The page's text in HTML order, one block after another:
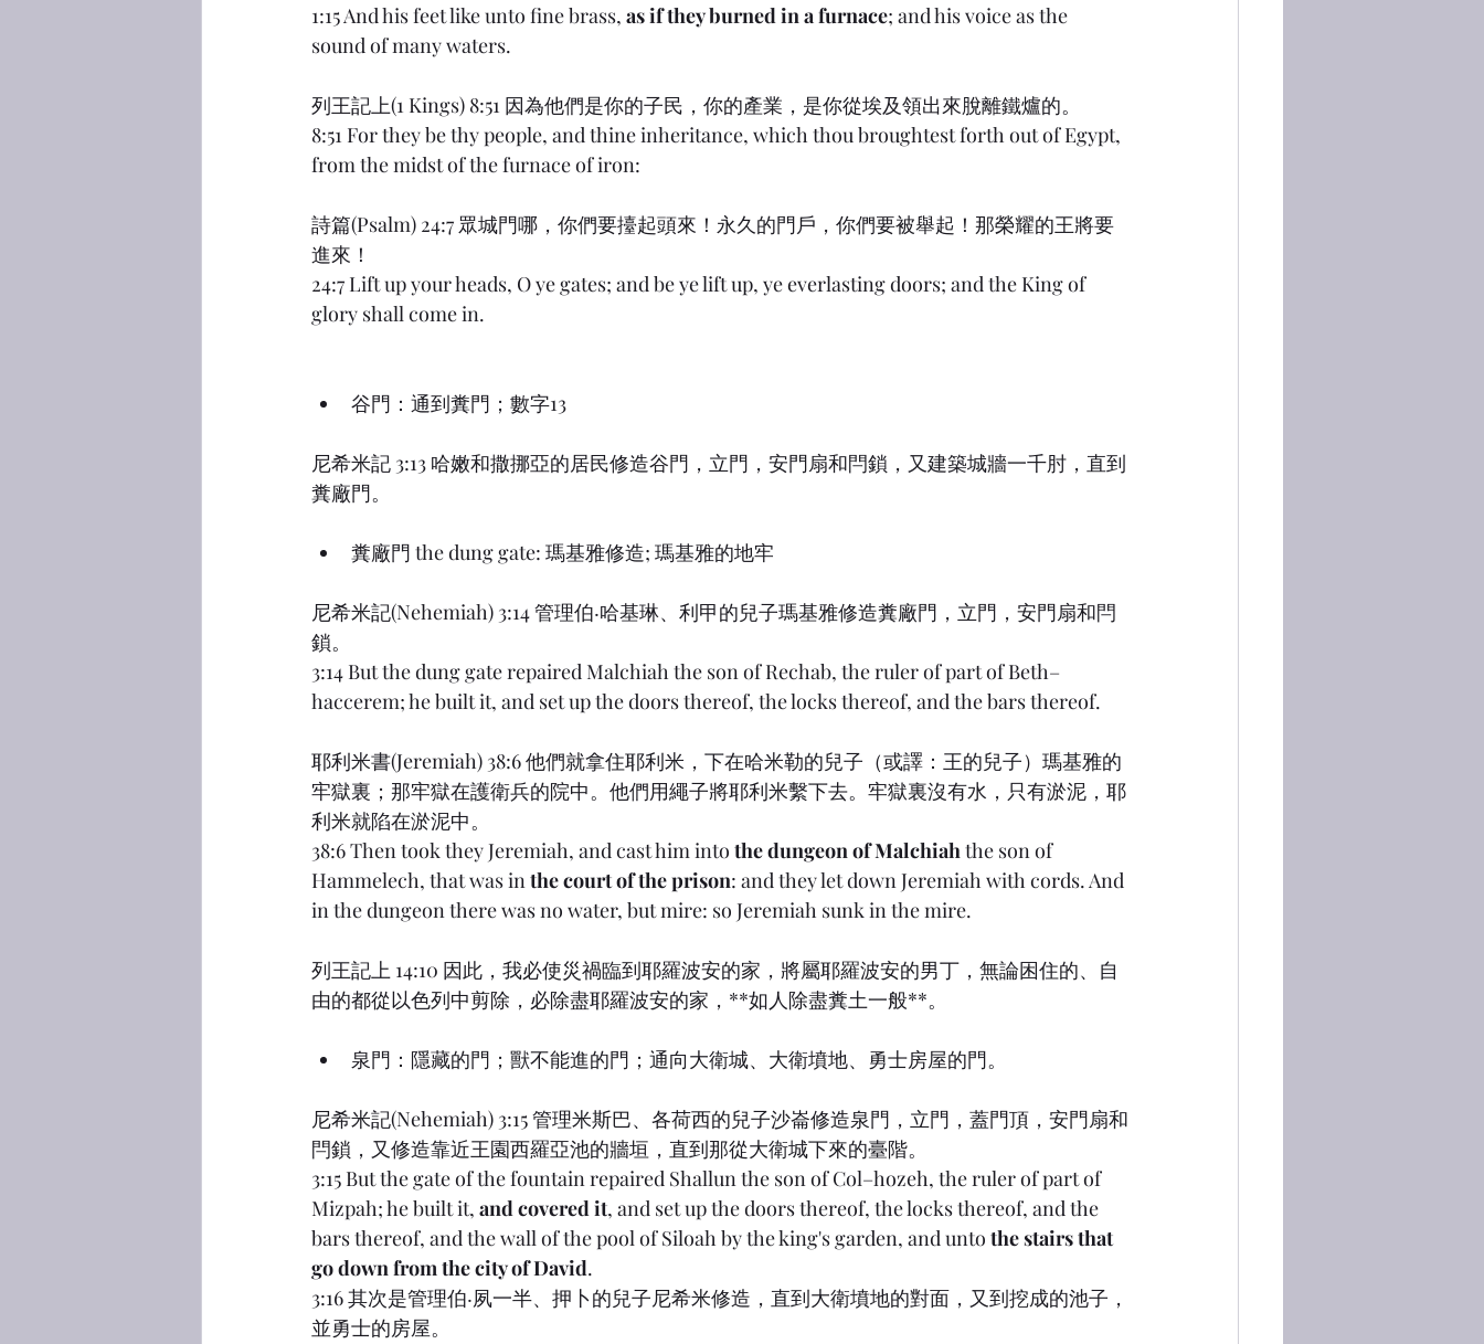
1:15 And his feet like unto fine brass, as if they burned in a furnace; and his voice as the
sound of many waters.
列王記上(1 Kings) 8:51 因為他們是你的子民，你的產業，是你從埃及領出來脫離鐵爐的。
8:51 For they be thy people, and thine inheritance, which thou broughtest forth out of Egypt,
from the midst of the furnace of iron:
詩篇(Psalm) 24:7 眾城門哪，你們要擡起頭來！永久的門戶，你們要被舉起！那榮耀的王將要
進來！
24:7 Lift up your heads, O ye gates; and be ye lift up, ye everlasting doors; and the King of
glory shall come in.
谷門：通到糞門；數字13
尼希米記 3:13 哈嫩和撒挪亞的居民修造谷門，立門，安門扇和閂鎖，又建築城牆一千肘，直到
糞廠門。
糞廠門 the dung gate: 瑪基雅修造; 瑪基雅的地牢
尼希米記(Nehemiah) 3:14 管理伯‧哈基琳、利甲的兒子瑪基雅修造糞廠門，立門，安門扇和閂
鎖。
3:14 But the dung gate repaired Malchiah the son of Rechab, the ruler of part of Beth–
haccerem; he built it, and set up the doors thereof, the locks thereof, and the bars thereof.
耶利米書(Jeremiah) 38:6 他們就拿住耶利米，下在哈米勒的兒子（或譯：王的兒子）瑪基雅的
牢獄裏；那牢獄在護衛兵的院中。他們用繩子將耶利米繫下去。牢獄裏沒有水，只有淤泥，耶
利米就陷在淤泥中。
38:6 Then took they Jeremiah, and cast him into the dungeon of Malchiah the son of
Hammelech, that was in the court of the prison: and they let down Jeremiah with cords. And
in the dungeon there was no water, but mire: so Jeremiah sunk in the mire.
列王記上 14:10 因此，我必使災禍臨到耶羅波安的家，將屬耶羅波安的男丁，無論困住的、自
由的都從以色列中剪除，必除盡耶羅波安的家，**如人除盡糞土一般**。
泉門：隱藏的門；獸不能進的門；通向大衛城、大衛墳地、勇士房屋的門。
尼希米記(Nehemiah) 3:15 管理米斯巴、各荷西的兒子沙崙修造泉門，立門，蓋門頂，安門扇和
閂鎖，又修造靠近王園西羅亞池的牆垣，直到那從大衛城下來的臺階。
3:15 But the gate of the fountain repaired Shallun the son of Col–hozeh, the ruler of part of
Mizpah; he built it, and covered it, and set up the doors thereof, the locks thereof, and the
bars thereof, and the wall of the pool of Siloah by the king's garden, and unto the stairs that
go down from the city of David.
3:16 其次是管理伯‧夙一半、押卜的兒子尼希米修造，直到大衛墳地的對面，又到挖成的池子，
並勇士的房屋。